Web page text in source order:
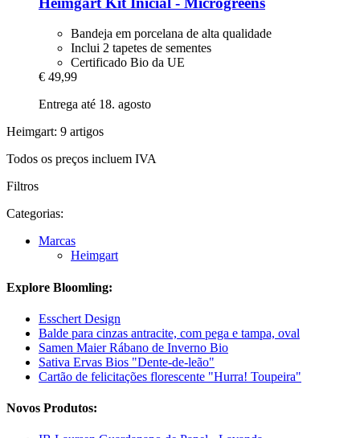
Bandeja em porcelana de alta qualidade
Inclui 2 tapetes de sementes
Certificado Bio da UE
€ 49,99
Entrega até 18. agosto
Heimgart: 9 artigos
Todos os preços incluem IVA
Filtros
Categorias:
Marcas
Heimgart
Explore Bloomling:
Esschert Design
Balde para cinzas antracite, com pega e tampa, oval
Samen Maier Rábano de Inverno Bio
Sativa Ervas Bios "Dente-de-leão"
Cartão de felicitações florescente "Hurra! Toupeira"
Novos Produtos: